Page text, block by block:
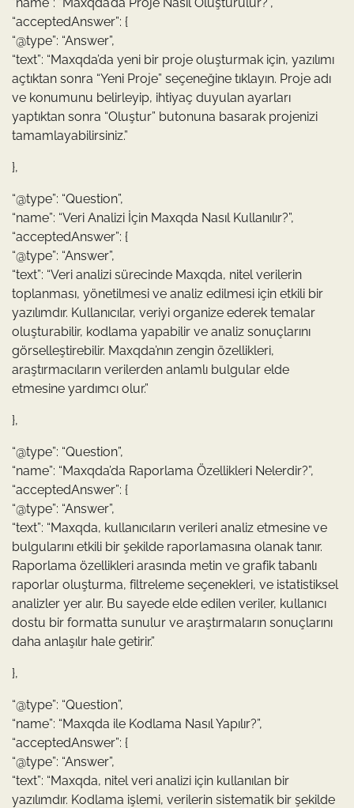
“acceptedAnswer”: {
“@type”: “Answer”,
“text”: “Maxqda’da yeni bir proje oluşturmak için, yazılımı
açtıktan sonra “Yeni Proje” seçeneğine tıklayın. Proje adı
ve konumunu belirleyip, ihtiyaç duyulan ayarları
yaptıktan sonra “Oluştur” butonuna basarak projenizi
tamamlayabilirsiniz.”
},
“@type”: “Question”,
“name”: “Veri Analizi İçin Maxqda Nasıl Kullanılır?”,
“acceptedAnswer”: {
“@type”: “Answer”,
“text”: “Veri analizi sürecinde Maxqda, nitel verilerin
toplanması, yönetilmesi ve analiz edilmesi için etkili bir
yazılımdır. Kullanıcılar, veriyi organize ederek temalar
oluşturabilir, kodlama yapabilir ve analiz sonuçlarını
görselleştirebilir. Maxqda’nın zengin özellikleri,
araştırmacıların verilerden anlamlı bulgular elde
etmesine yardımcı olur.”
},
“@type”: “Question”,
“name”: “Maxqda’da Raporlama Özellikleri Nelerdir?”,
“acceptedAnswer”: {
“@type”: “Answer”,
“text”: “Maxqda, kullanıcıların verileri analiz etmesine ve
bulgularını etkili bir şekilde raporlamasına olanak tanır.
Raporlama özellikleri arasında metin ve grafik tabanlı
raporlar oluşturma, filtreleme seçenekleri, ve istatistiksel
analizler yer alır. Bu sayede elde edilen veriler, kullanıcı
dostu bir formatta sunulur ve araştırmaların sonuçlarını
daha anlaşılır hale getirir.”
},
“@type”: “Question”,
“name”: “Maxqda ile Kodlama Nasıl Yapılır?”,
“acceptedAnswer”: {
“@type”: “Answer”,
“text”: “Maxqda, nitel veri analizi için kullanılan bir
yazılımdır. Kodlama işlemi, verilerin sistematik bir şekilde